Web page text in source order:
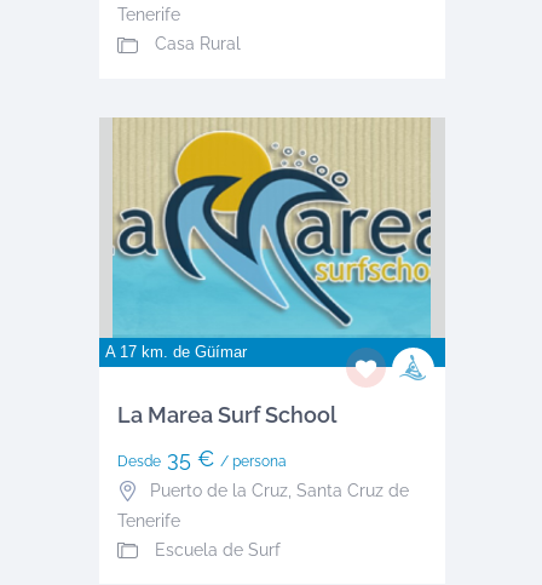
Tenerife
Casa Rural
A 17 km. de Güímar
La Marea Surf School
Desde35 € / persona
Puerto de la Cruz, Santa Cruz de
Tenerife
Escuela de Surf